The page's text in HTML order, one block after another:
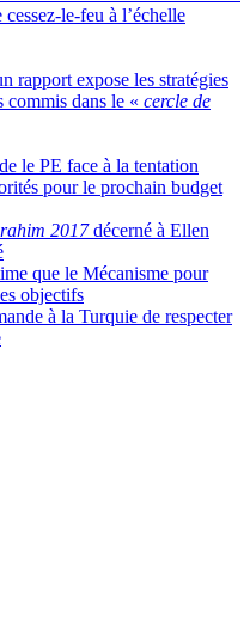
le-feu à l’échelle
rapport expose les stratégies
commis dans le « cercle de
le PE face à la tentation
pour le prochain budget
2017décerné à Ellen
que le Mécanisme pour
objectifs
à la Turquie de respecter